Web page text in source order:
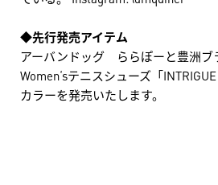
◆先行発売アイテム
アーバンドッグ ららぽーと豊洲ブ
Women‘sテニスシューズ「
カラーを発売いたします。